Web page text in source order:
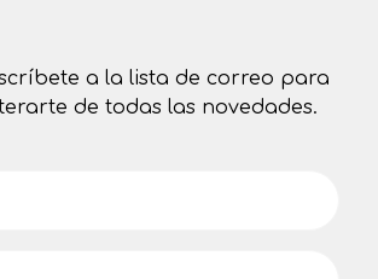
a la lista de correo para
de todas las novedades.